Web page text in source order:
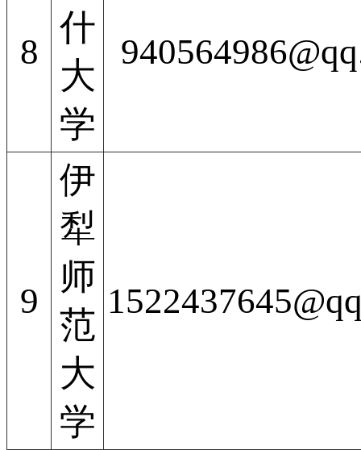
8
什
大
学
9
伊
犁
师
范
大
学